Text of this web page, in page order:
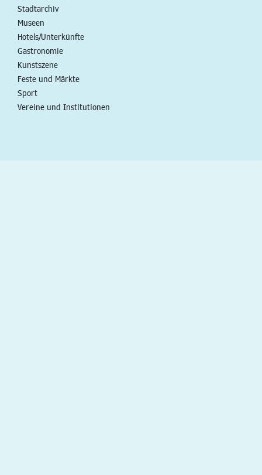
Stadtarchiv
Museen
Hotels/Unterkünfte
Gastronomie
Kunstszene
Feste und Märkte
Sport
Vereine und Institutionen